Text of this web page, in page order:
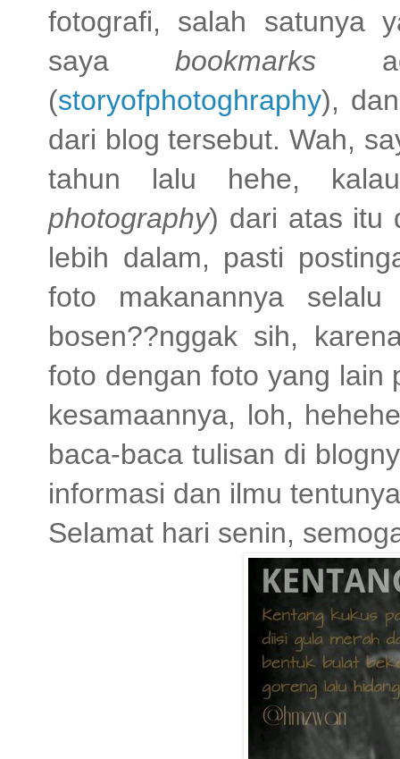
fotografi, salah satunya
sayabookmarks
(storyofphotoghraphy),
dari blog tersebut. Wah,
tahun lalu hehe,
photography) dari atas itu
lebih dalam, pasti
foto makanannya
bosen??nggak sih,
foto dengan foto yang lain
kesamaannya, loh,
baca-baca tulisan di
informasi dan ilmu
Selamat hari senin,